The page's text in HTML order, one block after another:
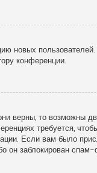
новых
конференции.
верны, то возможны
требуется,
Если вам было
он заблокирован